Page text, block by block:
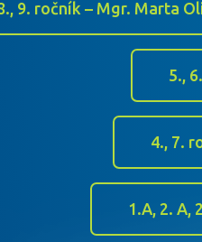
9. ročník – Mgr. Marta
5.,
4., 7.
1.A, 2. A,